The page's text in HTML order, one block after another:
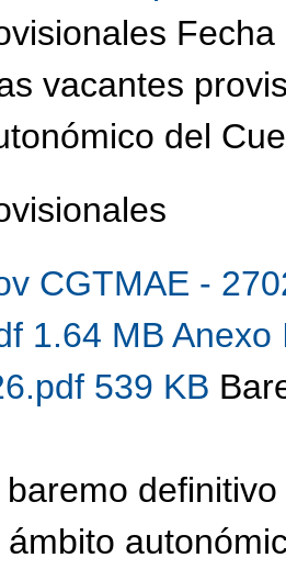
vacantes
del
CGTMAE -
1.64 MB Anexo
539 KB